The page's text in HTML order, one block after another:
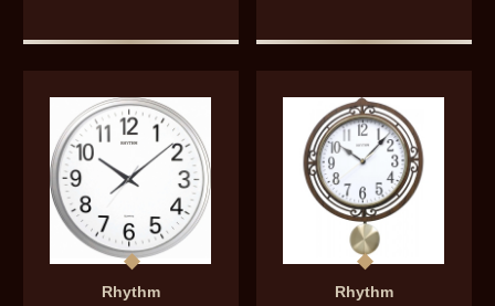
Rhythm Rhythm